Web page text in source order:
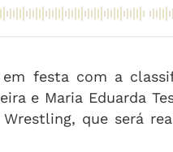
festa com a
e Maria Eduarda
Wrestling, que será